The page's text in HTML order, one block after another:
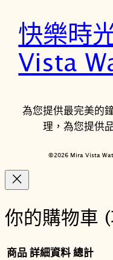
快樂時
Vista
為您提供最完美的
理，為您提供
©2026 Mira Vista
你的購物車
商品詳細資料總計